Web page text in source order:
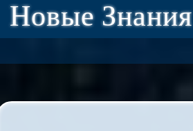
Новые Знания